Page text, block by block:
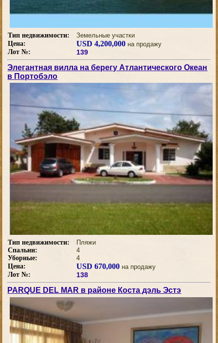
Тип недвижимости:
Земельные участки
Цена:
USD 4,200,000 на продажу
Лот №:
139
Элегантная вилла на берегу Атлантического Океан
в Портобэло
Тип недвижимости:
Пляжи
Спальни:
4
Уборные:
4
Цена:
USD 670,000 на продажу
Лот №:
138
PARQUE DEL MAR в районе Коста дэль Эстэ